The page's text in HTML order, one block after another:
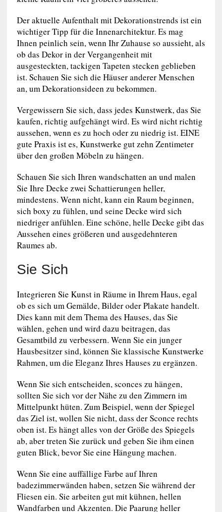
Der aktuelle Aufenthalt mit Dekorationstrends ist ein
wichtiger Tipp für die Innenarchitektur. Es mag
Ihnen peinlich sein, wenn Ihr Zuhause so aussieht, als
ob das Dekor in der Vergangenheit mit
ausgesteckten, tackigen Tapeten stecken geblieben
ist. Schauen Sie sich die Häuser anderer Menschen
an, um Dekorationsideen zu bekommen.
Vergewissern Sie sich, dass jedes Kunstwerk, das Sie
kaufen, richtig aufgehängt wird. Es wird nicht richtig
aussehen, wenn es zu hoch oder zu niedrig ist. EINE
gute Praxis ist es, Kunstwerke gut zehn Zentimeter
über den großen Möbeln zu hängen.
Schauen Sie sich Ihren wandschatten an und malen
Sie Ihre Decke zwei Schattierungen heller,
mindestens. Wenn nicht, kann ein Raum beginnen,
sich boxy zu fühlen, und seine Decke wird sich
niedriger anfühlen. Eine schöne, helle Decke gibt das
Aussehen eines größeren und ausgedehnteren
Raumes ab.
Sie Sich
Integrieren Sie Kunst in Räume in Ihrem Haus, egal
ob es sich um Gemälde, Bilder oder Plakate handelt.
Dies kann mit dem Thema des Hauses, das Sie
wählen, gehen und wird dazu beitragen, das
Gesamtbild zu verbessern. Wenn Sie ein junger
Hausbesitzer sind, können Sie klassische Kunstwerke
Rahmen, um die Eleganz Ihres Hauses zu ergänzen.
Wenn Sie sich entscheiden, sconces zu hängen,
sollten Sie sich vor der Nähe zu den Zimmern im
Mittelpunkt hüten. Zum Beispiel, wenn der Spiegel
das Ziel ist, wollen Sie nicht, dass der Sconce rechts
oben ist. Es hängt alles von der Größe des Spiegels
ab, aber treten Sie zurück und geben Sie ihm einen
guten Blick, bevor Sie eine Hängung machen.
Wenn Sie eine auffällige Farbe auf Ihren
badezimmerwänden haben, setzen Sie während der
Fliesen ein. Sie arbeiten gut mit kühnen, hellen
Wandfarben und Akzenten. Die Paarung heller